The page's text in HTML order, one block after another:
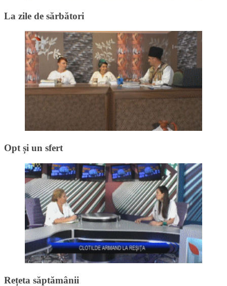
La zile de sărbători
Opt și un sfert
Rețeta săptămânii